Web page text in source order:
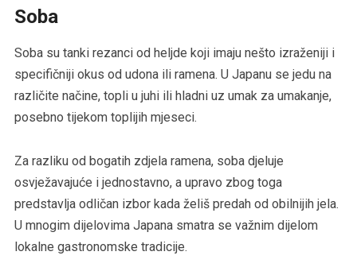
Soba
Soba su tanki rezanci od heljde koji imaju nešto izraženiji i
specifičniji okus od udona ili ramena. U Japanu se jedu na
različite načine, topli u juhi ili hladni uz umak za umakanje,
posebno tijekom toplijih mjeseci.
Za razliku od bogatih zdjela ramena, soba djeluje
osvježavajuće i jednostavno, a upravo zbog toga
predstavlja odličan izbor kada želiš predah od obilnijih jela.
U mnogim dijelovima Japana smatra se važnim dijelom
lokalne gastronomske tradicije.